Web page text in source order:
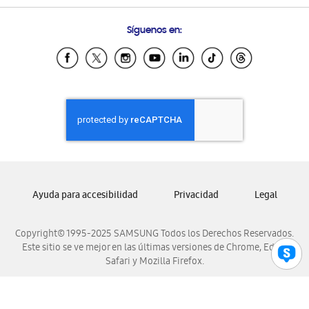
Samsung Ecuador
Samsung El Salvador
Samsung Honduras
Samsung Nicaragua
Samsung Panamá
Samsung Venezuela
Síguenos en:
Copyright© 1995-2025 SAMSUNG Todos los Derechos Reservados.
Este sitio se ve mejor en las últimas versiones de Chrome, Edge,
Safari y Mozilla Firefox.
Ayuda para accesibilidad Privacidad Legal